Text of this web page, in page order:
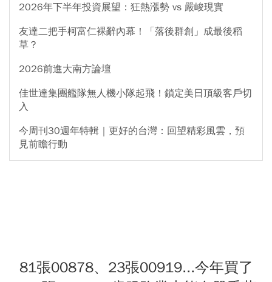
2026年下半年投資展望：狂熱漲勢 vs 嚴峻現實
友達二把手柯富仁裸辭內幕！「落後群創」成最後稻
草？
2026前進大南方論壇
佳世達集團艦隊無人機小隊起飛！鎖定美日頂級客戶切
入
今周刊30週年特輯｜更好的台灣：回望精彩風雲，預
見前瞻行動
81張00878、23張00919...今年買了